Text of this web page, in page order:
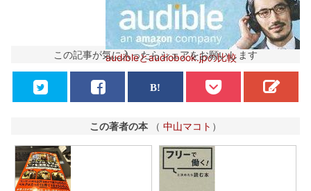
audibleとaudiobook.jpの比較
この記事が気に入ったらシェアをお願いします
この著者の本 （ 中山マコト ）